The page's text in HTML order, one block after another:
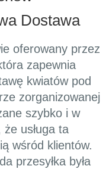
Dostawa
oferowany przez
zapewnia
kwiatów pod
zorganizowanej
szybko i w
usługa ta
wśród klientów.
przesyłka była